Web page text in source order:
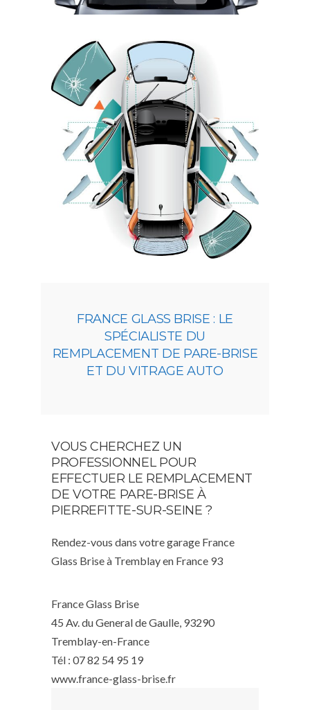
FRANCE GLASS BRISE : LE
SPÉCIALISTE DU
REMPLACEMENT DE PARE-BRISE
ET DU VITRAGE AUTO
VOUS CHERCHEZ UN
PROFESSIONNEL POUR
EFFECTUER LE REMPLACEMENT
DE VOTRE PARE-BRISE À
PIERREFITTE-SUR-SEINE ?
Rendez-vous dans votre garage France
Glass Brise à Tremblay en France 93
France Glass Brise
45 Av. du General de Gaulle, 93290
Tremblay-en-France
Tél : 07 82 54 95 19
www.france-glass-brise.fr